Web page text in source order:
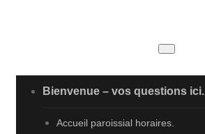
GransBienvenue – vos questions ici.
Accueil paroissial horaires.